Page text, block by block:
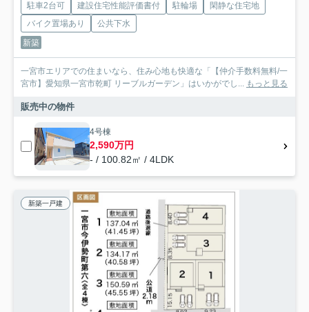
駐車2台可 建設住宅性能評価書付 駐輪場
閑静な住宅地
バイク置場あり
公共下水
新築
一宮市エリアでの住まいなら、住み心地も快適な「【仲介手数料無料/一
宮市】愛知県一宮市乾町 リーブルガーデン」はいかがでし... もっと見る
販売中の物件
4号棟
2,590万円
- / 100.82㎡ / 4LDK
新築一戸建